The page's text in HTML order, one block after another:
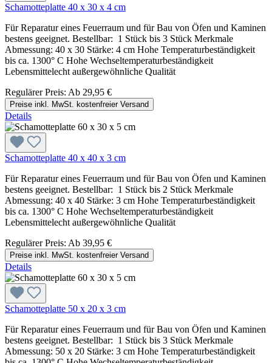
Schamotteplatte 40 x 30 x 4 cm
Für Reparatur eines Feuerraum und für Bau von Öfen und Kaminen
bestens geeignet. Bestellbar: 1 Stück bis 3 Stück Merkmale
Abmessung: 40 x 30 Stärke: 4 cm Hohe Temperaturbeständigkeit
bis ca. 1300° C Hohe Wechseltemperaturbeständigkeit
Lebensmittelecht außergewöhnliche Qualität
Regulärer Preis: Ab 29,95 €
Preise inkl. MwSt. kostenfreier Versand
Details
Schamotteplatte 40 x 40 x 3 cm
Für Reparatur eines Feuerraum und für Bau von Öfen und Kaminen
bestens geeignet. Bestellbar: 1 Stück bis 2 Stück Merkmale
Abmessung: 40 x 40 Stärke: 3 cm Hohe Temperaturbeständigkeit
bis ca. 1300° C Hohe Wechseltemperaturbeständigkeit
Lebensmittelecht außergewöhnliche Qualität
Regulärer Preis: Ab 39,95 €
Preise inkl. MwSt. kostenfreier Versand
Details
Schamotteplatte 50 x 20 x 3 cm
Für Reparatur eines Feuerraum und für Bau von Öfen und Kaminen
bestens geeignet. Bestellbar: 1 Stück bis 3 Stück Merkmale
Abmessung: 50 x 20 Stärke: 3 cm Hohe Temperaturbeständigkeit